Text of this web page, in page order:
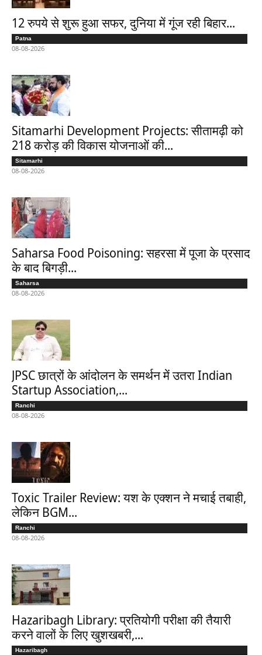
12 रुपये से शुरू हुआ सफर, दुनिया में गूंज रही बिहार...
Patna
08-08-2026
Sitamarhi Development Projects: सीतामढ़ी को
218 करोड़ की विकास योजनाओं की...
Sitamarhi
08-08-2026
Saharsa Food Poisoning: सहरसा में पूजा के प्रसाद
के बाद बिगड़ी...
Saharsa
08-08-2026
JPSC छात्रों के आंदोलन के समर्थन में उतरा Indian
Startup Association,...
Ranchi
08-08-2026
Toxic Trailer Review: यश के एक्शन ने मचाई तबाही,
लेकिन BGM...
Ranchi
08-08-2026
Hazaribagh Library: प्रतियोगी परीक्षा की तैयारी
करने वालों के लिए खुशखबरी,...
Hazaribagh